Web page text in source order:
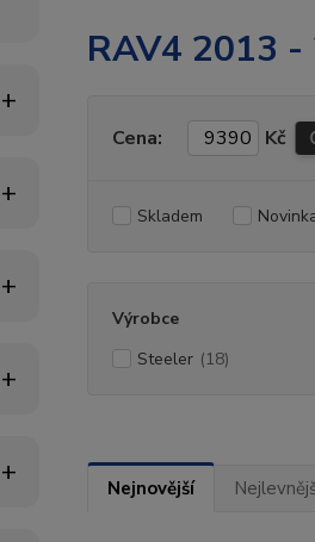
RAV4 2013 -
Cena: Kč
Skladem
Výrobce
Steeler (18)
Nejnovější